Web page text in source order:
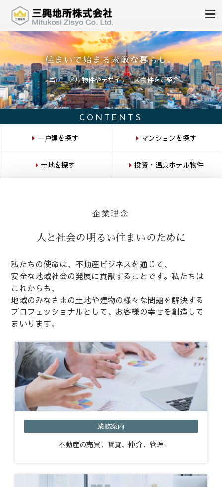
三興地所株式会社
不動産の売買、賃貸、仲介、管理
住まいで始まる素敵な暮らし。
リニューアル物件やデザイナーズ物件をご紹介
CONTENTS
一户建を探す マンションを探す
土地を探す 投資・温泉ホテル物件
企業理念
人と社会の明るい住まいのために
私たちの使命は、不動産ビジネスを通じて、
安全な地域社会の発展に貢献することです。私たちは
これからも、
地域のみなさまの土地や建物の様々な問題を解決する
プロフェッショナルとして、お客様の幸せを創造して
まいります。
業務案内
不動産の売買、賃貸、仲介、管理